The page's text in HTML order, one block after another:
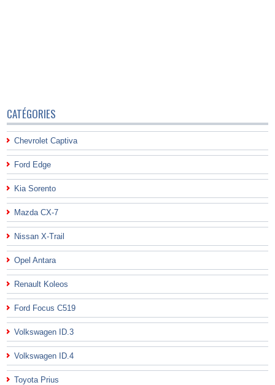
CATÉGORIES
Chevrolet Captiva
Ford Edge
Kia Sorento
Mazda CX-7
Nissan X-Trail
Opel Antara
Renault Koleos
Ford Focus C519
Volkswagen ID.3
Volkswagen ID.4
Toyota Prius